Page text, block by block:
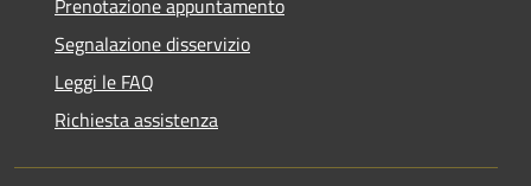
Segnalazione disservizio
Leggi le FAQ
Richiesta assistenza